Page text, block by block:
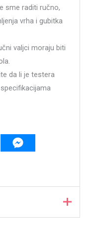
sme raditi ručno,
vrha i gubitka
valjci moraju biti
da li je testera